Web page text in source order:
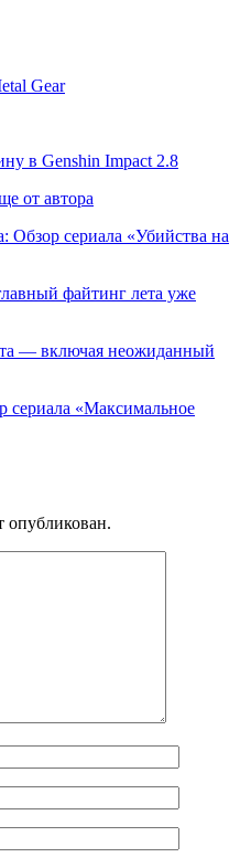
Gear
в Genshin Impact 2.8
от автора
Обзор сериала «Убийства на
файтинг лета уже
— включая неожиданный
сериала «Максимальное
опубликован.